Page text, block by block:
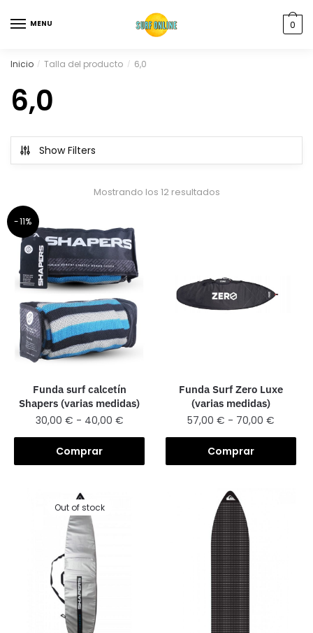
MENU 0
Inicio / Talla del producto / 6,0
6,0
Show Filters
Mostrando los 12 resultados
-11%
Funda surf calcetín
Shapers (varias medidas)
30,00 € - 40,00 €
Comprar
Funda Surf Zero Luxe
(varias medidas)
57,00€ - 70,00€
Comprar
Out of stock